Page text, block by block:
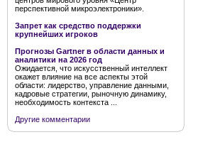
перспективной микроэлектроники».
Запрет как средство поддержки
крупнейших игроков
Прогнозы Gartner в области данных и
аналитики на 2026 год
Ожидается, что искусственный интеллект
окажет влияние на все аспекты этой
области: лидерство, управление данными,
кадровые стратегии, рыночную динамику,
необходимость контекста ...
Другие комментарии